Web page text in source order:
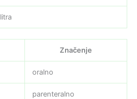
litra
Značenje
oralno
parenteralno